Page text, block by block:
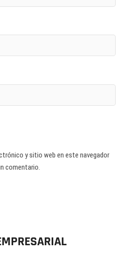
y sitio web en este navegador
comentario.